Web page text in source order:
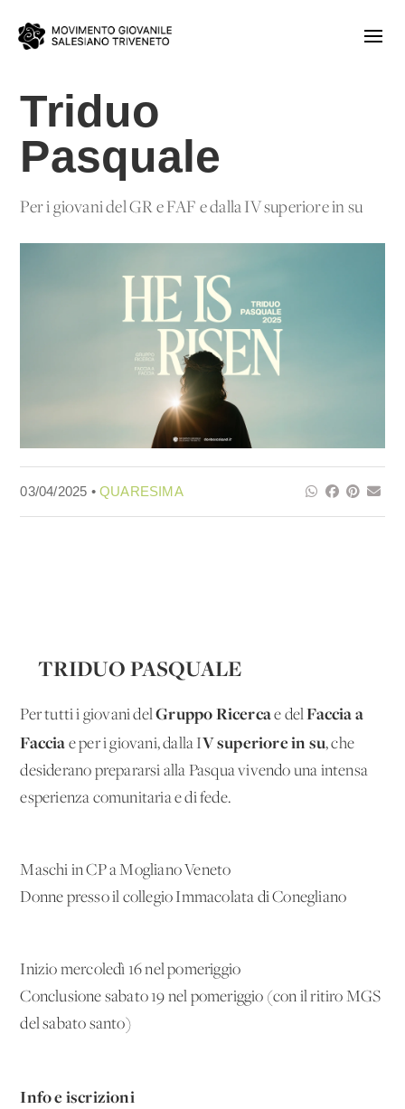
Triduo
Pasquale
Per i giovani del GR e FAF e dalla IV superiore in su
03/04/2025 •QUARESIMA
TRIDUO PASQUALE
Per tutti i giovani delGruppo Ricercae delFaccia a
Faccia e per i giovani, dalla IV superiore in su, che
desiderano prepararsi alla Pasqua vivendo una intensa
esperienza comunitaria e di fede.
Maschi in CP a Mogliano Veneto
Donne presso il collegio Immacolata di Conegliano
Inizio mercoledì 16 nel pomeriggio
Conclusione sabato 19 nel pomeriggio (con il ritiro MGS
del sabato santo)
Info e iscrizioni